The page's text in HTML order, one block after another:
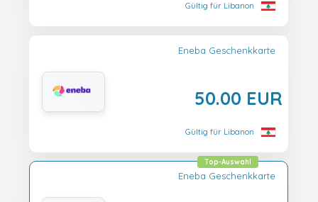
Gültig für Libanon
Eneba Geschenkkarte
50.00 EUR
Gültig für Libanon
Eneba Geschenkkarte
Top-Auswahl